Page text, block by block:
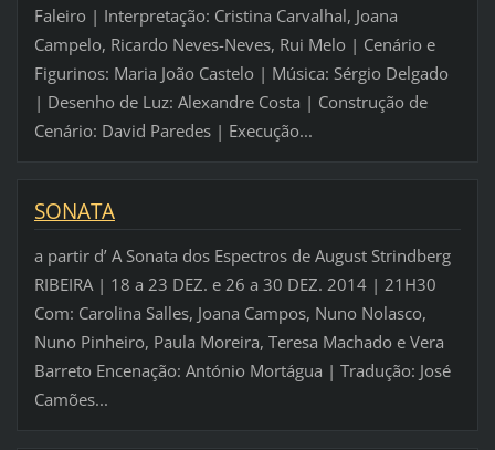
Faleiro | Interpretação: Cristina Carvalhal, Joana
Campelo, Ricardo Neves-Neves, Rui Melo | Cenário e
Figurinos: Maria João Castelo | Música: Sérgio Delgado
| Desenho de Luz: Alexandre Costa | Construção de
Cenário: David Paredes | Execução...
SONATA
a partir d’ A Sonata dos Espectros de August Strindberg
RIBEIRA | 18 a 23 DEZ. e 26 a 30 DEZ. 2014 | 21H30
Com: Carolina Salles, Joana Campos, Nuno Nolasco,
Nuno Pinheiro, Paula Moreira, Teresa Machado e Vera
Barreto Encenação: António Mortágua | Tradução: José
Camões...